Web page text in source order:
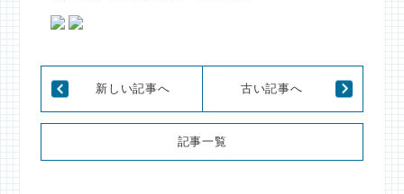
新しい記事へ
記事一覧
古い記事へ